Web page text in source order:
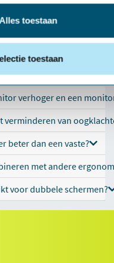
Alles toestaan
toestaan
verhoger en een
van
beter dan een vaste?
met andere
voor dubbele schermen?